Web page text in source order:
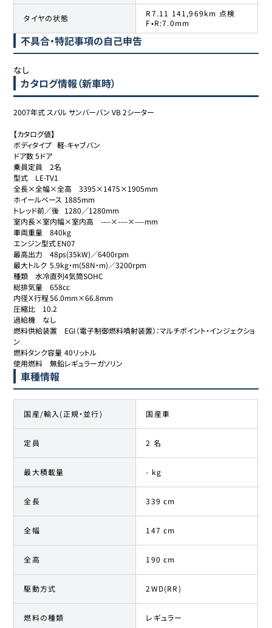
タイヤの状態
R7.11 141,969km 点検
F•R:7.0mm
不具合・特記事項の自己申告
なし
カタログ情報（新車時）
2007年式 スバル サンバーバン VB 2シーター
【カタログ値】
ボディタイプ	軽-キャブバン
ドア数	5ドア
乗員定員	2名
型式	LE-TV1
全長×全幅×全高	3395×1475×1905mm
ホイールベース	1885mm
トレッド前／後	1280／1280mm
室内長×室内幅×室内高	----×----×----mm
車両重量	840kg
エンジン型式	EN07
最高出力	48ps(35kW)／6400rpm
最大トルク	5.9kg・m(58N・m)／3200rpm
種類	水冷直列4気筒SOHC
総排気量	658cc
内径Ｘ行程	56.0mm×66.8mm
圧縮比	10.2
過給機	なし
燃料供給装置	EGI（電子制御燃料噴射装置）：マルチポイント・インジェクショ
ン
燃料タンク容量	40リットル
使用燃料	無鉛レギュラーガソリン
車種情報
国産/輸入(正規・並行) 国産車
定員 2 名
最大積載量 - kg
全長 339 cm
全幅 147 cm
全高 190 cm
駆動方式 2WD(RR)
燃料の種類 レギュラー